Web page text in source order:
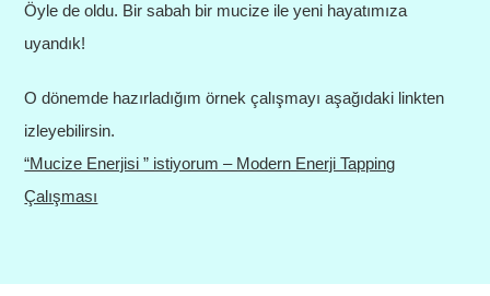
Öyle de oldu. Bir sabah bir mucize ile yeni hayatımıza
uyandık!
O dönemde hazırladığım örnek çalışmayı aşağıdaki linkten
izleyebilirsin.
“Mucize Enerjisi ” istiyorum – Modern Enerji Tapping
Çalışması